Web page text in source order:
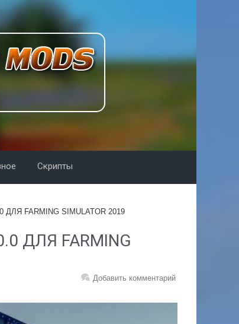
Скрипты
ДЛЯ FARMING SIMULATOR 2019
ДЛЯ FARMING
Добавить комментарий